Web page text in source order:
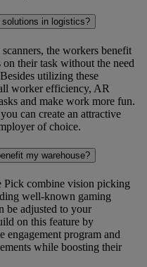
solutions in logistics?
the workers benefit
their task without the need
utilizing these
worker efficiency, AR
and make work more fun.
can create an attractive
of choice.
my warehouse?
Pick combine vision picking
well-known gaming
be adjusted to your
on this feature by
engagement program and
while boosting their